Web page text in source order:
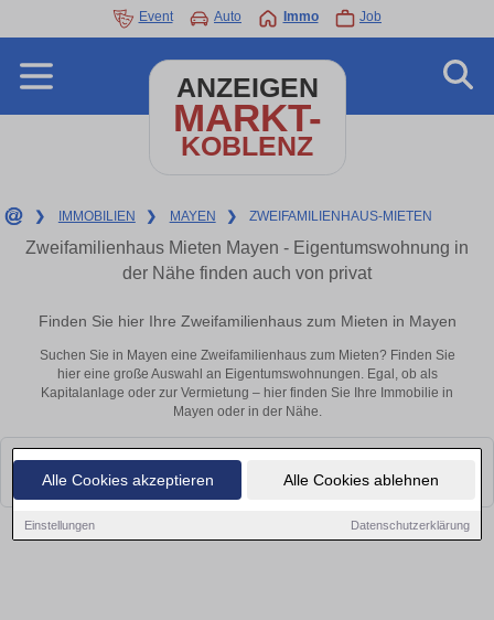
Alle Cookies akzeptieren Alle Cookies ablehnen
Einstellungen Datenschutzerklärung
Event Auto Immo Job
ANZEIGEN
MARKT-
KOBLENZ
❯ IMMOBILIEN ❯ MAYEN ❯ ZWEIFAMILIENHAUS-MIETEN
Zweifamilienhaus Mieten Mayen - Eigentumswohnung in
der Nähe finden auch von privat
Finden Sie hier Ihre Zweifamilienhaus zum Mieten in Mayen
Suchen Sie in Mayen eine Zweifamilienhaus zum Mieten? Finden Sie
hier eine große Auswahl an Eigentumswohnungen. Egal, ob als
Kapitalanlage oder zur Vermietung – hier finden Sie Ihre Immobilie in
Mayen oder in der Nähe.
Leider konnten wir derzeit keine passenden Objekte finden. Schauen Sie
bald wieder vorbei!